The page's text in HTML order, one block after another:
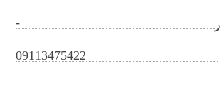
-
09113475422